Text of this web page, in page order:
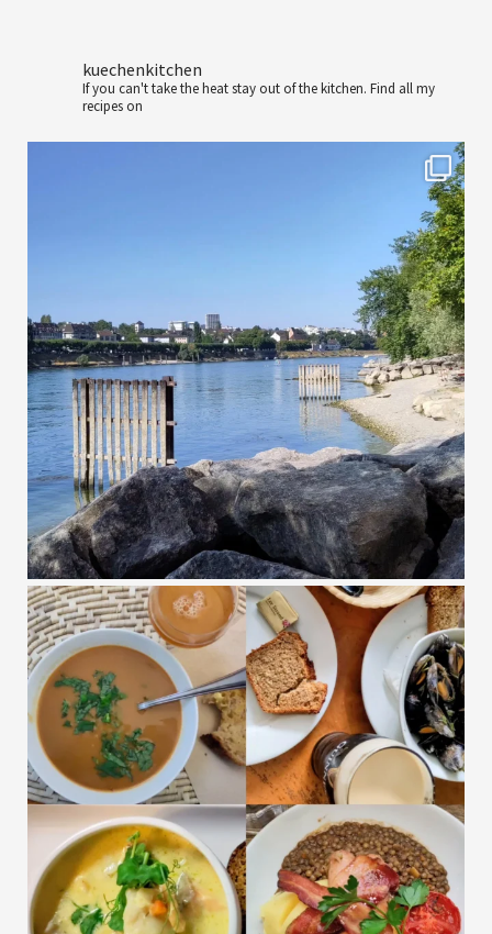
kuechenkitchen
If you can't take the heat stay out of the kitchen. Find all my
recipes on